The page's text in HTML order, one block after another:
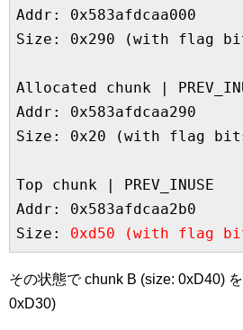
Addr: 0x583afdcaa000
Size: 0x290 (with flag
Allocated chunk |
Addr: 0x583afdcaa290
Size: 0x20 (with flag
Top chunk | PREV_INUSE
Addr: 0x583afdcaa2b0
Size: 0xd50 (with flag
その状態で chunk B (size: 0xD40)
0xD30)